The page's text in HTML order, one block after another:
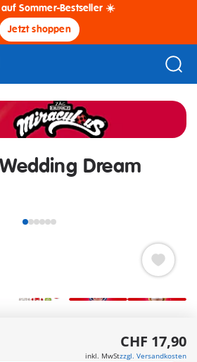
Sommer-Bestseller ☀️
Jetzt shoppen
Dream
derzeit 3 bis 6 Werktage
CHF 99
CHF 17,90
inkl. MwStzzgl. Versandkosten